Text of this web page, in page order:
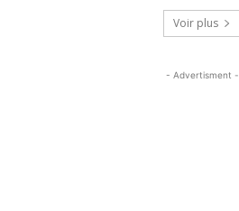
Voir plus
- Advertisment -